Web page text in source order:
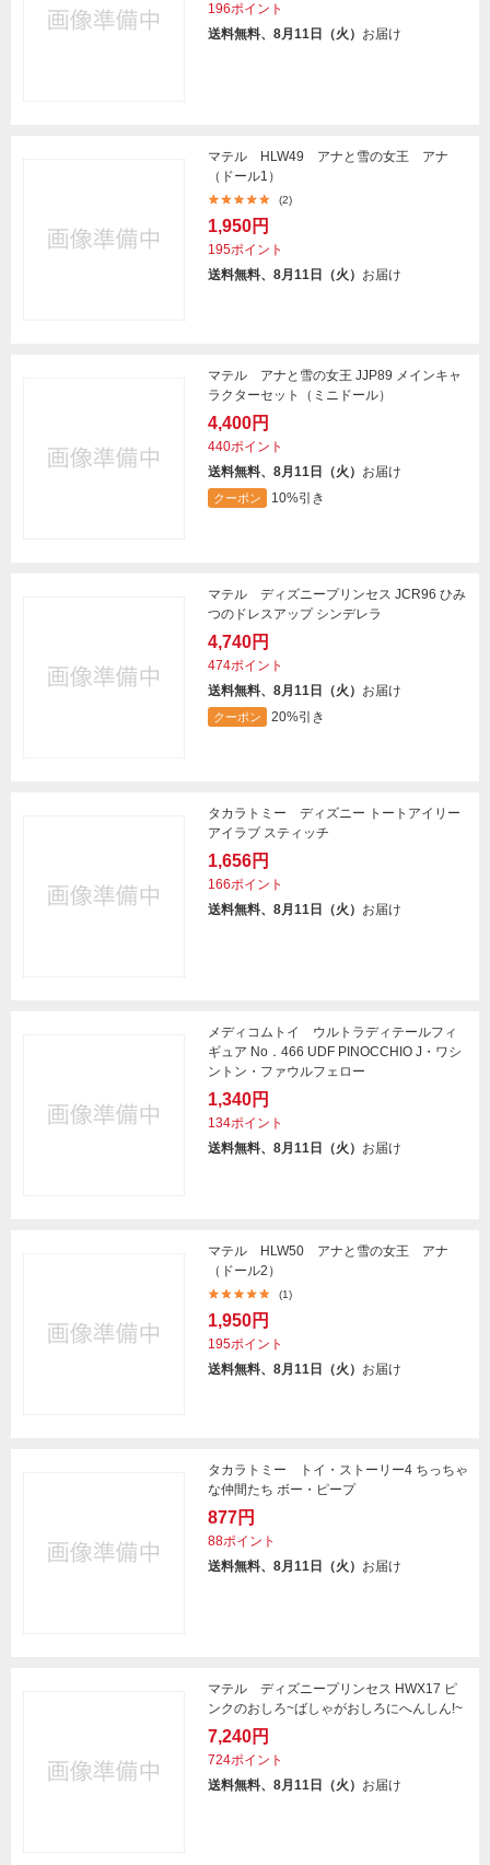
196ポイント
送料無料、8月11日（火） お届け
マテル HLW49 アナと雪の女王 アナ
（ドール1）
(2)
1,950円
195ポイント
送料無料、8月11日（火） お届け
マテル アナと雪の女王 JJP89 メインキャ
ラクターセット（ミニドール）
4,400円
440ポイント
送料無料、8月11日（火） お届け
クーポン 10%引き
マテル ディズニープリンセス JCR96 ひみ
つのドレスアップ シンデレラ
4,740円
474ポイント
送料無料、8月11日（火） お届け
クーポン 20%引き
タカラトミー ディズニー トートアイリー
アイラブ スティッチ
1,656円
166ポイント
送料無料、8月11日（火） お届け
メディコムトイ ウルトラディテールフィ
ギュア No．466 UDF PINOCCHIO J・ワシ
ントン・ファウルフェロー
1,340円
134ポイント
送料無料、8月11日（火） お届け
マテル HLW50 アナと雪の女王 アナ
（ドール2）
(1)
1,950円
195ポイント
送料無料、8月11日（火） お届け
タカラトミー トイ・ストーリー4 ちっちゃ
な仲間たち ボー・ピープ
877円
88ポイント
送料無料、8月11日（火） お届け
マテル ディズニープリンセス HWX17 ピ
ンクのおしろ~ばしゃがおしろにへんしん!~
7,240円
724ポイント
送料無料、8月11日（火） お届け